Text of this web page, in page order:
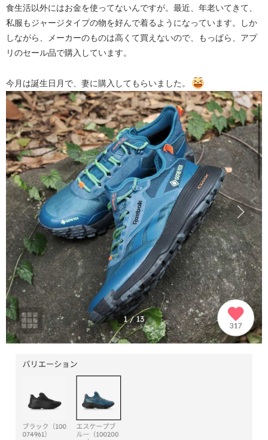
食生活以外にはお金を使ってないんですが。最近、年老いてきて、
私服もジャージタイプの物を好んで着るようになっています。しか
しながら、メーカーのものは高くて買えないので、もっぱら、アプ
リのセール品で購入しています。
今月は誕生日月で、妻に購入してもらいました。